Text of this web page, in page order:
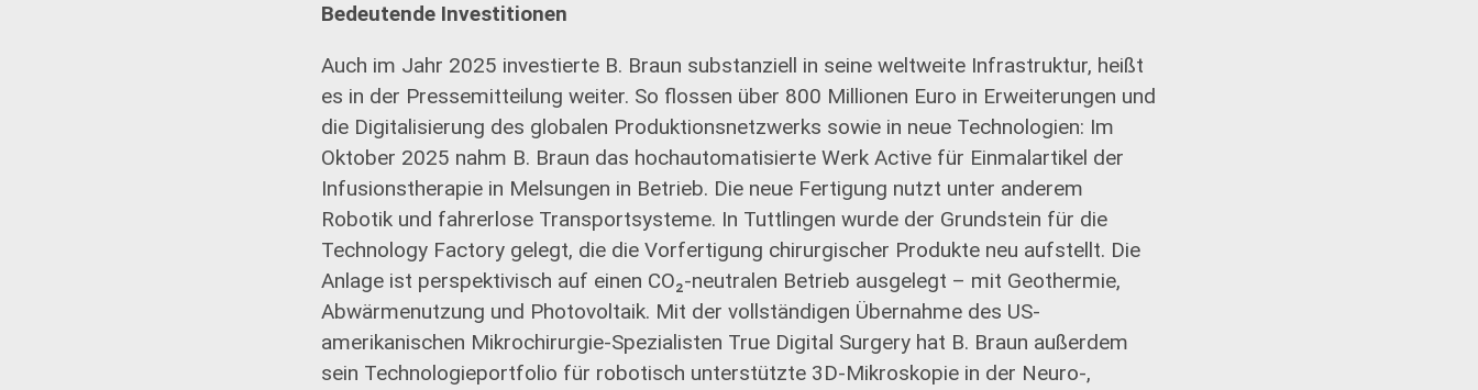
Bedeutende Investitionen
Auch im Jahr 2025 investierte B. Braun substanziell in seine weltweite Infrastruktur, heißt
es in der Pressemitteilung weiter. So flossen über 800 Millionen Euro in Erweiterungen und
die Digitalisierung des globalen Produktionsnetzwerks sowie in neue Technologien: Im
Oktober 2025 nahm B. Braun das hochautomatisierte Werk Active für Einmalartikel der
Infusionstherapie in Melsungen in Betrieb. Die neue Fertigung nutzt unter anderem
Robotik und fahrerlose Transportsysteme. In Tuttlingen wurde der Grundstein für die
Technology Factory gelegt, die die Vorfertigung chirurgischer Produkte neu aufstellt. Die
Anlage ist perspektivisch auf einen CO₂-neutralen Betrieb ausgelegt – mit Geothermie,
Abwärmenutzung und Photovoltaik. Mit der vollständigen Übernahme des US-
amerikanischen Mikrochirurgie-Spezialisten True Digital Surgery hat B. Braun außerdem
sein Technologieportfolio für robotisch unterstützte 3D-Mikroskopie in der Neuro-,